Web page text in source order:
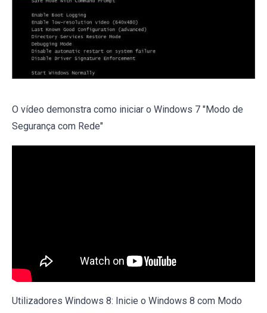
O vídeo demonstra como iniciar o Windows 7 "Modo de
Segurança com Rede"
Utilizadores Windows 8: Inicie o Windows 8 com Modo